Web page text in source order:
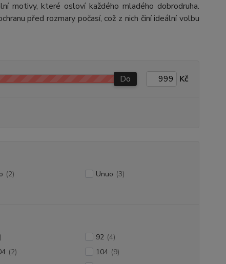
motivy, které osloví každého mladého dobrodruha.
před rozmary počasí, což z nich činí ideální volbu
Do Kč
(2) Unuo (3)
92 (4)
(2) 104 (9)